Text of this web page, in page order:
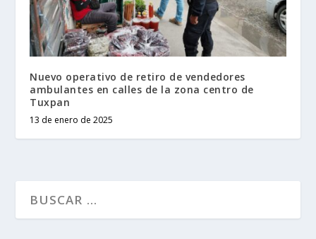
Nuevo operativo de retiro de vendedores
ambulantes en calles de la zona centro de
Tuxpan
13 de enero de 2025